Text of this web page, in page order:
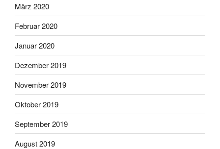
März 2020
Februar 2020
Januar 2020
Dezember 2019
November 2019
Oktober 2019
September 2019
August 2019